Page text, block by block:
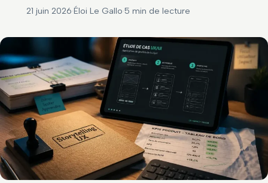
21 juin 2026·Éloi Le Gallo·5 min de lecture